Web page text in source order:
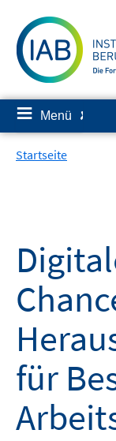
zum
Inhalt
≡ Menü ✘
Startseite
für